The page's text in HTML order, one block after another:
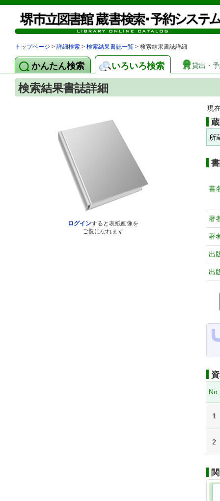
トップページ > 詳細検索 > 検索結果書誌一覧 > 検索結果書誌詳細
かんたん検索 いろいろ検索 貸出・
検索結果書誌詳細
ログインすると表紙画像を
ご覧になれます
現
所
書
著
著
出
出
No.
1
2